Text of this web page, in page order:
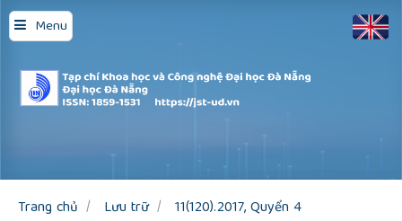
Menu
Quick
jump
to
page
content
Main
Sidebar
Trang chủ Lưu trữ
11(120).2017, Quyển 4